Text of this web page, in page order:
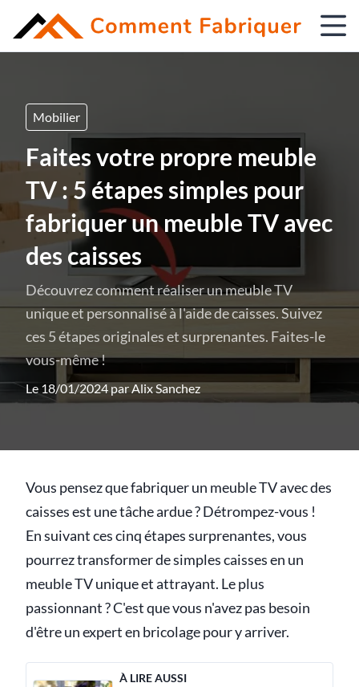
Mobilier
Faites votre propre meuble
TV : 5 étapes simples pour
fabriquer un meuble TV avec
des caisses
Découvrez comment réaliser un meuble TV
unique et personnalisé à l'aide de caisses. Suivez
ces 5 étapes originales et surprenantes. Faites-le
vous-même !
Le 18/01/2024 parAlix Sanchez
Vous pensez que fabriquer un meuble TV avec des
caisses est une tâche ardue ? Détrompez-vous !
En suivant ces cinq étapes surprenantes, vous
pourrez transformer de simples caisses en un
meuble TV unique et attrayant. Le plus
passionnant ? C'est que vous n'avez pas besoin
d'être un expert en bricolage pour y arriver.
À LIRE AUSSI